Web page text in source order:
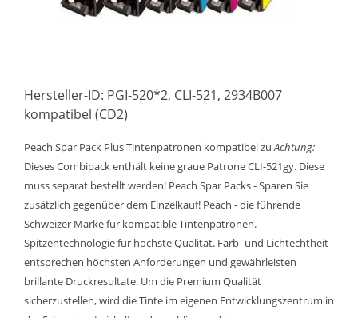
Hersteller-ID: PGI-520*2, CLI-521, 2934B007
kompatibel (CD2)
Peach Spar Pack Plus Tintenpatronen kompatibel zuAchtung:
Dieses Combipack enthält keine graue Patrone CLI-521gy. Diese
muss separat bestellt werden! Peach Spar Packs - Sparen Sie
zusätzlich gegenüber dem Einzelkauf! Peach - die führende
Schweizer Marke für kompatible Tintenpatronen.
Spitzentechnologie für höchste Qualität. Farb- und Lichtechtheit
entsprechen höchsten Anforderungen und gewährleisten
brillante Druckresultate. Um die Premium Qualität
sicherzustellen, wird die Tinte im eigenen Entwicklungszentrum in